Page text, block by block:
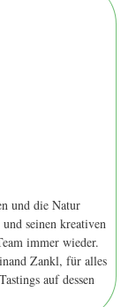
und die Natur
seinen kreativen
immer wieder.
Zankl, für alles
auf dessen